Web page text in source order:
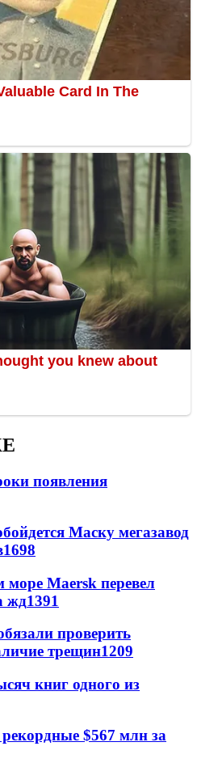
появления
Маску мегазавод
1698
Maersk перевел
жд1391
проверить
трещин1209
книг одного из
$567 млн за